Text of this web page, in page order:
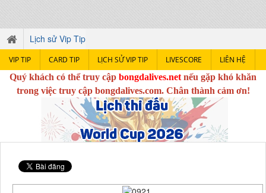
Lịch sử Vip Tip
VIP TIP CARD TIP LỊCH SỬ VIP TIP LIVESCORE
LIÊN HỆ
Quý khách có thể truy cập bongdalives.net nếu gặp khó khăn
trong việc truy cập bongdalives.com. Chân thành cảm ơn!